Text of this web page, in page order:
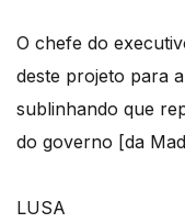
O chefe do
deste projeto para
sublinhando que
do governo [da
LUSA